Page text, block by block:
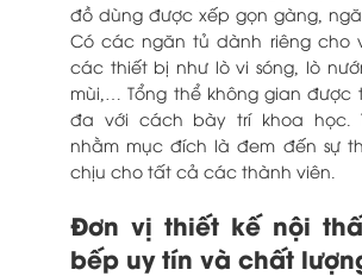
đồ dùng được xếp gọn gàng,
Có các ngăn tủ dành riêng cho
các thiết bị như lò vi sóng, lò
mùi,… Tổng thể không gian được
đa với cách bày trí khoa học.
nhằm mục đích là đem đến sự
chịu cho tất cả các thành viên.
Đơn vị thiết kế nội
bếp uy tín và chất